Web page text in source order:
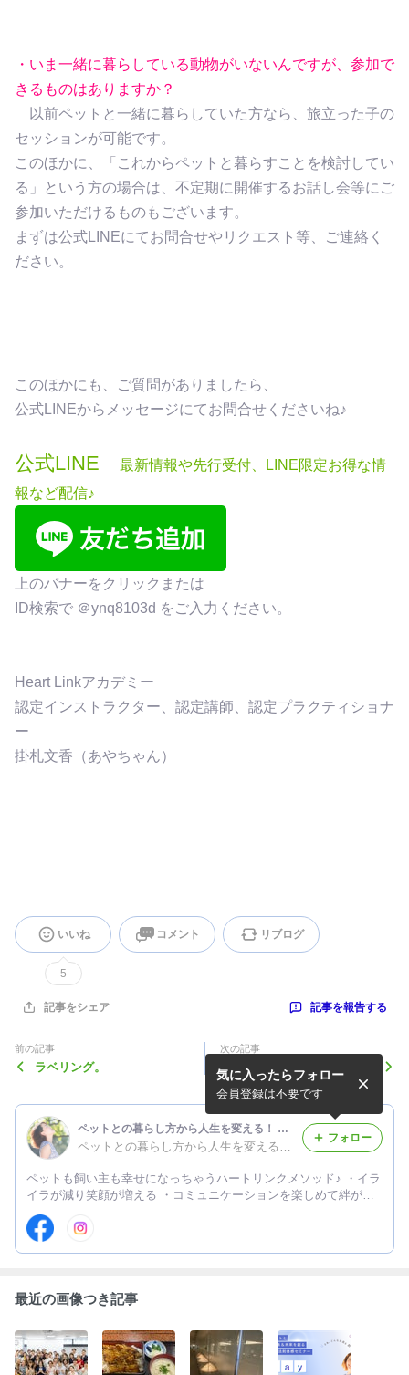
・いま一緒に暮らしている動物がいないんですが、参加で
きるものはありますか？
以前ペットと一緒に暮らしていた方なら、旅立った子の
セッションが可能です。
このほかに、「これからペットと暮らすことを検討してい
る」という方の場合は、不定期に開催するお話し会等にご
参加いただけるものもございます。
まずは公式LINEにてお問合せやリクエスト等、ご連絡く
ださい。
このほかにも、ご質問がありましたら、
公式LINEからメッセージにてお問合せくださいね♪
公式LINE 最新情報や先行受付、
LINE限定お得な情
報など配信♪
上のバナーをクリックまたは
ID検索で ＠ynq8103d をご入力ください。
Heart Linkアカデミー
認定インストラクター、認定講師、認定プラクティショナ
ー
掛札文香（あやちゃん）
いいね
5
コメント リブログ
記事をシェア 記事を報告する
前の記事
ラベリング。
次の記事
ペットとの暮らし方から人生を変える！ ハートリンクプラクティショナー掛札文香
ペットも飼い主も幸せになっちゃうハートリンクメソッド♪ ・イラ
イラが減り笑顔が増える ・コミュニケーションを楽しめて絆が深
まる ・ペットも飼い主も自分らしく過ごせる 愛犬メイちゃんとの
暮らしの中でハートリンクメソッドを日々実践している様子を書い
ています♪
気に入ったらフォロー
会員登録は不要です
フォロー
最近の画像つき記事